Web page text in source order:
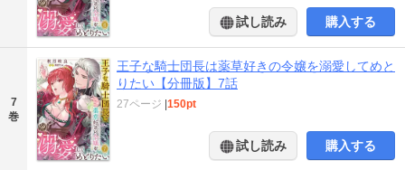
試し読み 購入する
7
巻
王子な騎士団長は薬草好きの令嬢を溺愛してめと
りたい【分冊版】7話
27ページ |150pt
試し読み 購入する